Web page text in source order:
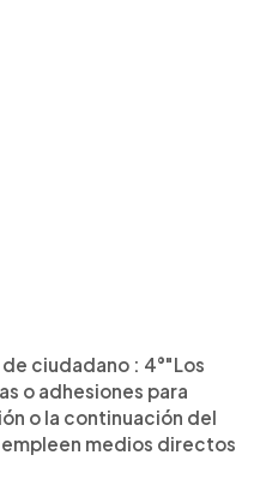
ciudadano : 4°"Los
o adhesiones para
o la continuación del
medios directos